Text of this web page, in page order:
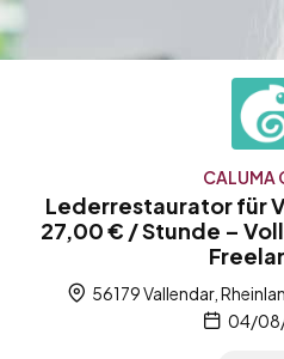
CALUMA
Lederrestaurator für
27,00 € / Stunde –
56179 Vallendar,
04/